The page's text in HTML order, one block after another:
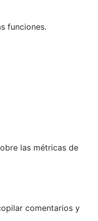
funciones.
las métricas de
comentarios y